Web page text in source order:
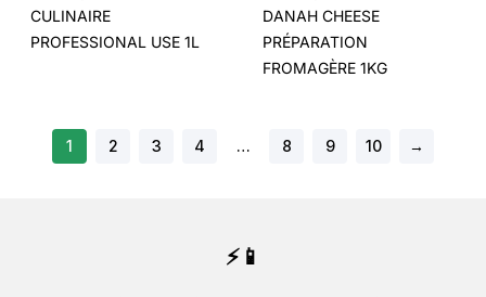
CULINAIRE
PROFESSIONAL USE 1L
DANAH CHEESE
PRÉPARATION
FROMAGÈRE 1KG
1 2 3 4 … 8 9 10 →
⚡📱